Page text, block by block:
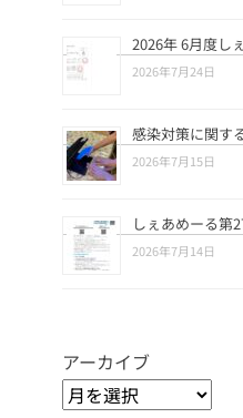
2026年 6月度し
2026年7月24日
感染対策に関す
2026年7月15日
しぇあめーる第
2026年7月14日
アーカイブ